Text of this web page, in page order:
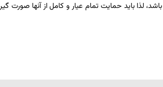
باشد، لذا باید حمایت تمام عیار و کامل از آنها صورت